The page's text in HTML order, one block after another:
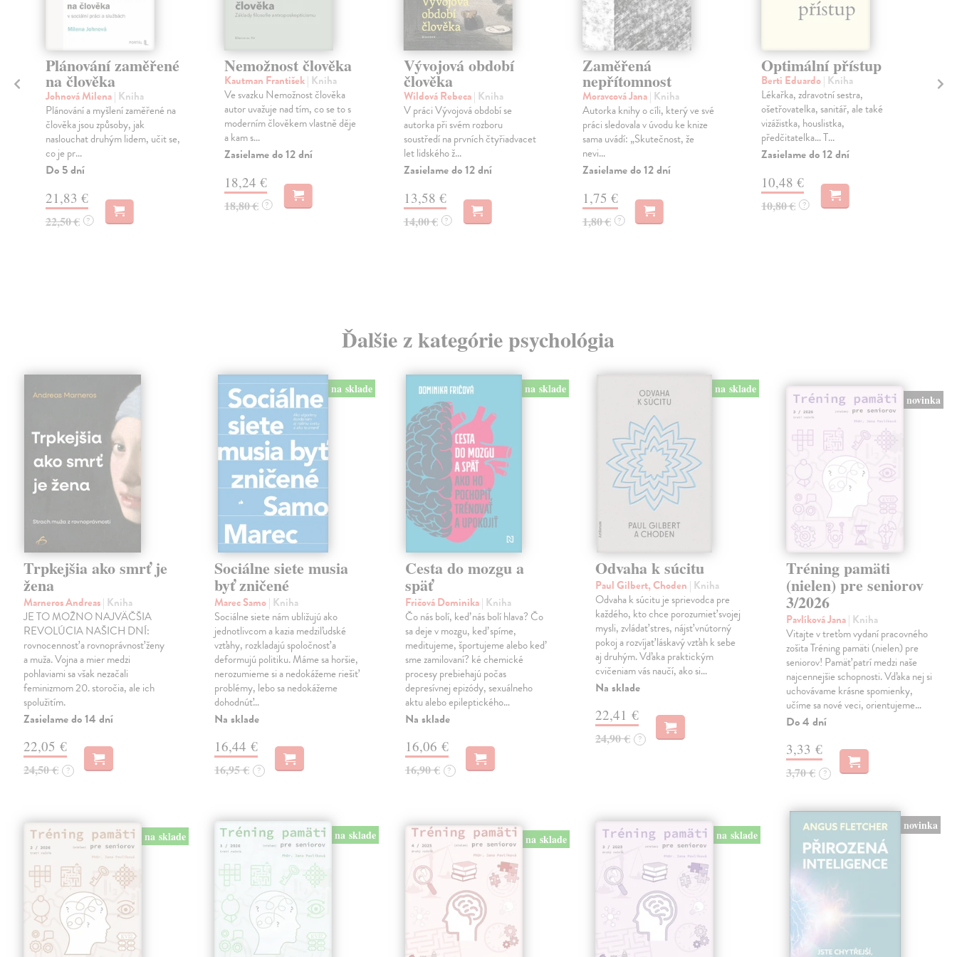
Plánování zaměřené
na člověka
Johnová Milena| Kniha
Plánování a myšlení zaměřené na
člověka jsou způsoby, jak
naslouchat druhým lidem, učit se,
co je pr...
Do 5 dní
21,83 €
22,50 € ?
Nemožnost člověka
Kautman František| Kniha
Ve svazku Nemožnost člověka
autor uvažuje nad tím, co se to s
moderním člověkem vlastně děje
a kam s...
Zasielame do 12 dní
18,24 €
18,80 € ?
Vývojová období
člověka
Wildová Rebeca| Kniha
V práci Vývojová období se
autorka při svém rozboru
soustředí na prvních čtyřiadvacet
let lidského ž...
Zasielame do 12 dní
13,58 €
14,00 € ?
Zaměřená
nepřítomnost
Moravcová Jana| Kniha
Autorka knihy o cíli, který ve své
práci sledovala v úvodu ke knize
sama uvádí: „Skutečnost, že
nevi...
Zasielame do 12 dní
1,75 €
1,80 € ?
Optimální přístup
Berti Eduardo| Kniha
Lékařka, zdravotní sestra,
ošetřovatelka, sanitář, ale také
vizážistka, houslistka,
předčitatelka… T...
Zasielame do 12 dní
10,48 €
10,80 € ?
Ďalšie z kategórie psychológia
Trpkejšia ako smrť je
žena
Marneros Andreas| Kniha
JE TO MOŽNO NAJVÄČŠIA
REVOLÚCIA NAŠICH DNÍ:
rovnocennosť a rovnoprávnosť ženy
a muža. Vojna a mier medzi
pohlaviami sa však nezačali
feminizmom 20. storočia, ale ich
spolužitím.
Zasielame do 14 dní
22,05 €
24,50 € ?
na sklade
Sociálne siete musia
byť zničené
Marec Samo| Kniha
Sociálne siete nám ubližujú ako
jednotlivcom a kazia medziľudské
vzťahy, rozkladajú spoločnosť a
deformujú politiku. Máme sa horšie,
nerozumieme si a nedokážeme riešiť
problémy, lebo sa nedokážeme
dohodnúť…
Na sklade
16,44 €
16,95 € ?
na sklade
Cesta do mozgu a
späť
Fričová Dominika| Kniha
Čo nás bolí, keď nás bolí hlava? Čo
sa deje v mozgu, keď spíme,
meditujeme, športujeme alebo keď
sme zamilovaní? ké chemické
procesy prebiehajú počas
depresívnej epizódy, sexuálneho
aktu alebo epileptického…
Na sklade
16,06 €
16,90 € ?
na sklade
Odvaha k súcitu
Paul Gilbert, Choden | Kniha
Odvaha k súcitu je sprievodca pre
každého, kto chce porozumieť svojej
mysli, zvládať stres, nájsť vnútorný
pokoj a rozvíjať láskavý vzťah k sebe
aj druhým. Vďaka praktickým
cvičeniam vás naučí, ako si…
Na sklade
22,41 €
24,90 € ?
novinka
Tréning pamäti
(nielen) pre seniorov
3/2026
Pavlíková Jana| Kniha
Vitajte v treťom vydaní pracovného
zošita Tréning pamäti (nielen) pre
seniorov! Pamäť patrí medzi naše
najcennejšie schopnosti. Vďaka nej si
uchovávame krásne spomienky,
učíme sa nové veci, orientujeme…
Do 4 dní
3,33 €
3,70 € ?
na sklade na sklade na sklade na sklade
novinka